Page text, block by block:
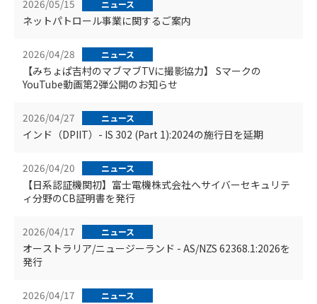
2026/05/15 ニュース
ネットパトロール事業に関するご案内
2026/04/28 ニュース
【みちょぱ吉村のマブマブTVに撮影協力】 Sマークの
YouTube動画第2弾公開のお知らせ
2026/04/27 ニュース
インド（DPIIT）- IS 302 (Part 1):2024の施行日を延期
2026/04/20 ニュース
【日系認証機関初】富士電機株式会社へサイバーセキュリテ
ィ分野のCB証明書を発行
2026/04/17 ニュース
オーストラリア/ニュージーランド - AS/NZS 62368.1:2026を
発行
2026/04/17 ニュース